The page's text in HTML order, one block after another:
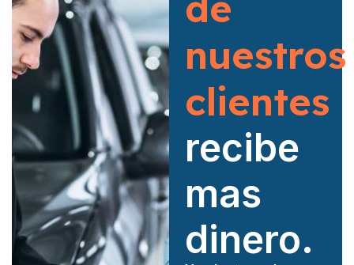
nuestros
clientes
recibe
mas
dinero.